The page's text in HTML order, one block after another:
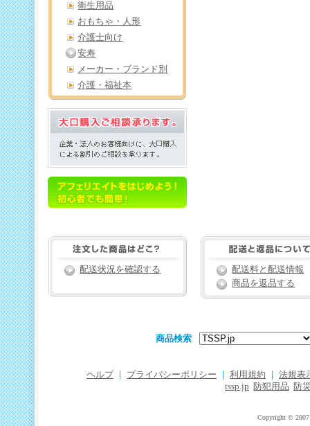
衛生用品
おもちゃ・人形
介護士向け
安寿
メーカー・ブランド別
介護・福祉本
配送状況を確認する
配送料と配送情報
商品を返品する
商品検索
ヘルプ プライバシーポリシー 利用規約
法規表
tssp.jp
防犯用品 防
Copyright © 2007